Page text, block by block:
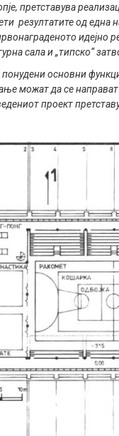
претставува
резултатите од една
идејно
сала и „типско“
основни
можат да се направат
проект